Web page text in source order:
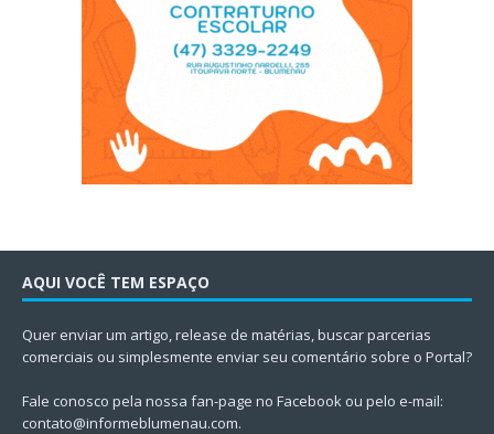
AQUI VOCÊ TEM ESPAÇO
Quer enviar um artigo, release de matérias, buscar parcerias
comerciais ou simplesmente enviar seu comentário sobre o Portal?
Fale conosco pela nossa fan-page no Facebook ou pelo e-mail:
contato@informeblumenau.com.